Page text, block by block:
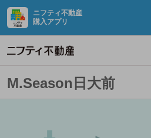
ニフティ不動産
購入アプリ
M.Season日大前